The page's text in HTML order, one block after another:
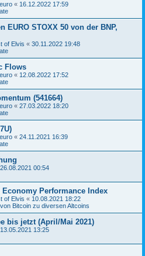
« 16.12.2022 17:59
EURO STOXX 50 von der BNP,
of Elvis « 30.11.2022 19:48
Flows
« 12.08.2022 17:52
(541664)
« 27.03.2022 18:20
« 24.11.2021 16:39
26.08.2021 00:54
Performance Index
of Elvis « 10.08.2021 18:22
Bitcoin zu diversen Altcoins
bis jetzt (April/Mai 2021)
13.05.2021 13:25